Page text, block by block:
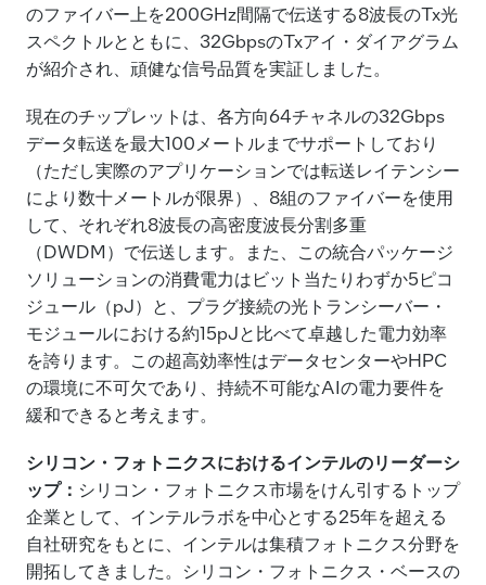
のファイバー上を200GHz間隔で伝送する8波長のTx光
スペクトルとともに、32GbpsのTxアイ・ダイアグラム
が紹介され、頑健な信号品質を実証しました。
現在のチップレットは、各方向64チャネルの32Gbps
データ転送を最大100メートルまでサポートしており
（ただし実際のアプリケーションでは転送レイテンシー
により数十メートルが限界）、8組のファイバーを使用
して、それぞれ8波長の高密度波長分割多重
（DWDM）で伝送します。また、この統合パッケージ
ソリューションの消費電力はビット当たりわずか5ピコ
ジュール（pJ）と、プラグ接続の光トランシーバー・
モジュールにおける約15pJと比べて卓越した電力効率
を誇ります。この超高効率性はデータセンターやHPC
の環境に不可欠であり、持続不可能なAIの電力要件を
緩和できると考えます。
シリコン・フォトニクスにおけるインテルのリーダーシ
ップ： シリコン・フォトニクス市場をけん引するトップ
企業として、インテルラボを中心とする25年を超える
自社研究をもとに、インテルは集積フォトニクス分野を
開拓してきました。シリコン・フォトニクス・ベースの